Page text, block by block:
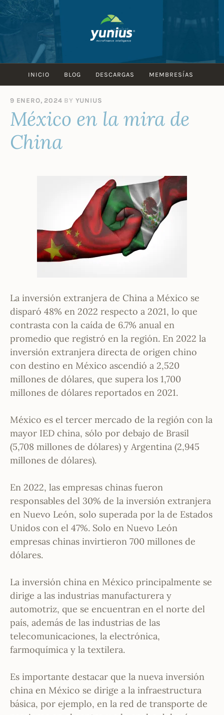
Skip
to
content
INICIO BLOG DESCARGAS MEMBRESÍAS
9 ENERO, 2024 BY YUNIUS
México en la mira de
China
La inversión extranjera de China a México se
disparó 48% en 2022 respecto a 2021, lo que
contrasta con la caída de 6.7% anual en
promedio que registró en la región. En 2022 la
inversión extranjera directa de origen chino
con destino en México ascendió a 2,520
millones de dólares, que supera los 1,700
millones de dólares reportados en 2021.
México es el tercer mercado de la región con la
mayor IED china, sólo por debajo de Brasil
(5,708 millones de dólares) y Argentina (2,945
millones de dólares).
En 2022, las empresas chinas fueron
responsables del 30% de la inversión extranjera
en Nuevo León, solo superada por la de Estados
Unidos con el 47%. Solo en Nuevo León
empresas chinas invirtieron 700 millones de
dólares.
La inversión china en México principalmente se
dirige a las industrias manufacturera y
automotriz, que se encuentran en el norte del
país, además de las industrias de las
telecomunicaciones, la electrónica,
farmoquímica y la textilera.
Es importante destacar que la nueva inversión
china en México se dirige a la infraestructura
básica, por ejemplo, en la red de transporte de